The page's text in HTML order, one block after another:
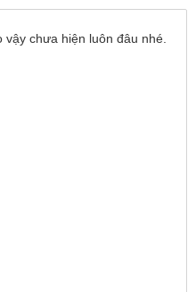
chưa hiện luôn đâu nhé.